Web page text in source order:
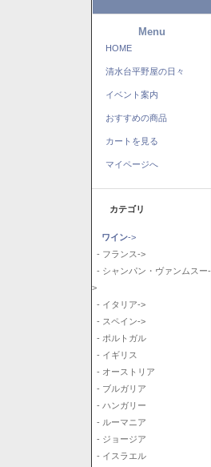
Menu
HOME
清水台平野屋の日々
イベント案内
おすすめの商品
カートを見る
マイページへ
カテゴリ
ワイン->
- フランス->
- シャンパン・ヴァンムスー-
>
- イタリア->
- スペイン->
- ポルトガル
- イギリス
- オーストリア
- ブルガリア
- ハンガリー
- ルーマニア
- ジョージア
- イスラエル